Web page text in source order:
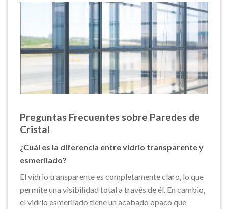
Preguntas Frecuentes sobre Paredes de
Cristal
¿Cuál es la diferencia entre vidrio transparente y
esmerilado?
El vidrio transparente es completamente claro, lo que
permite una visibilidad total a través de él. En cambio,
el vidrio esmerilado tiene un acabado opaco que